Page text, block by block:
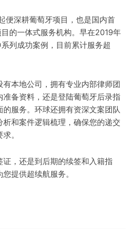
便深耕葡萄牙项目，也是国内首
的一体式服务机构。早在2019年
列成功案例，目前累计服务超
有本地公司， 拥有专业内部律师团
准备资料，还是登陆葡萄牙后录指
的服务。环球还拥有资深文案团队
析和案件逻辑梳理 ，确保您的递交
求。
证 ，还是到后期的续签和入籍指
您提供超续航服务。